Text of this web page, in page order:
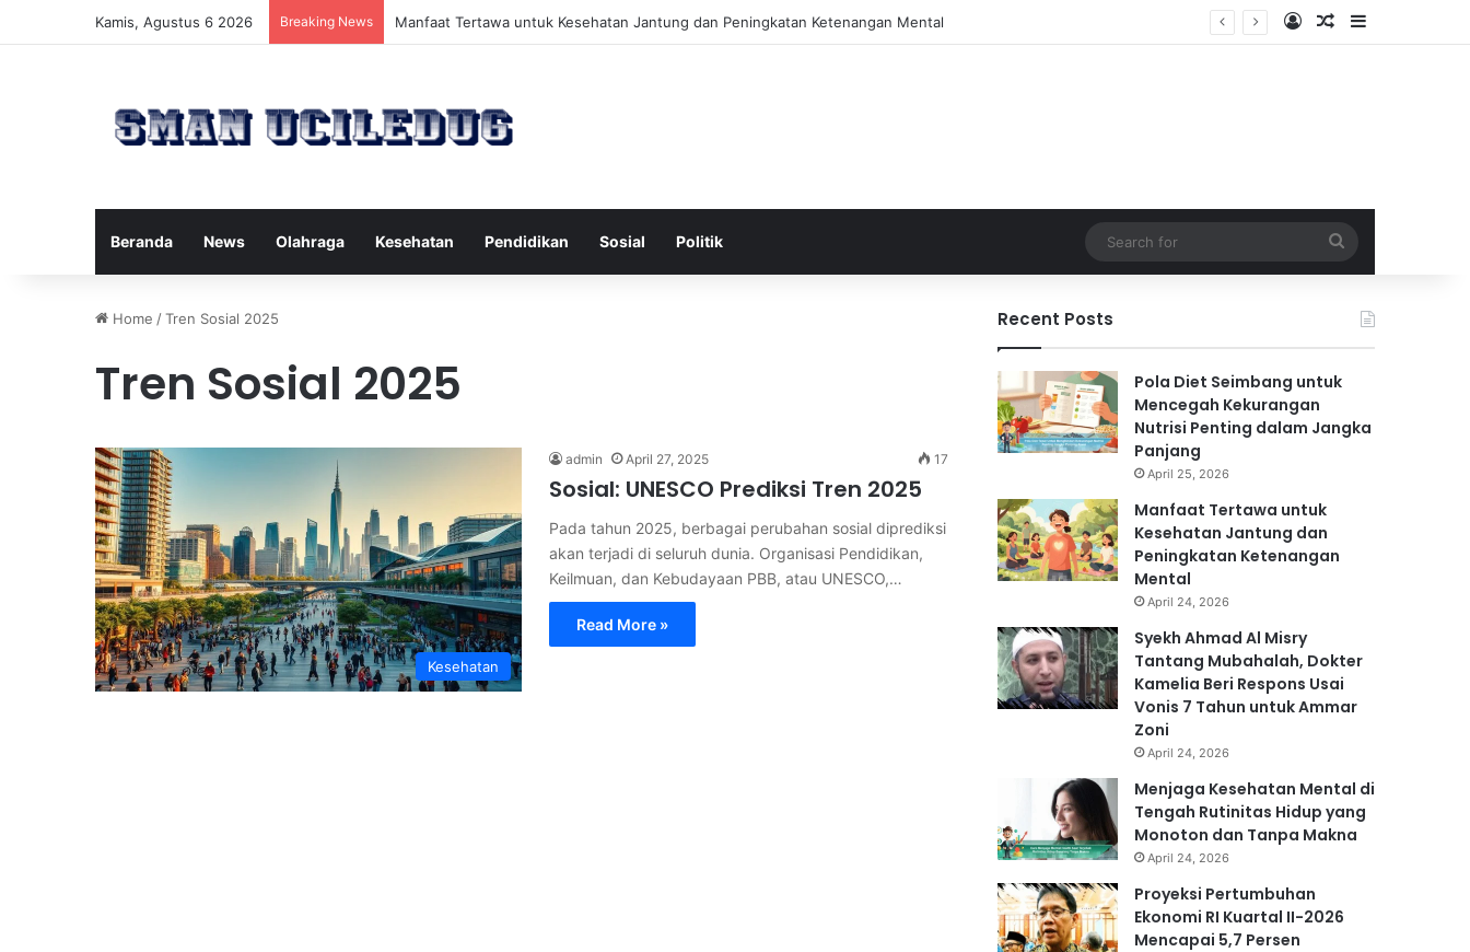
Kamis, Agustus 6 2026 Breaking News Manfaat Tertawa untuk Kesehatan Jantung dan Peningkatan Ketenangan Mental Log InRandom Article
Sidebar
Beranda News Olahraga Kesehatan Pendidikan Sosial Politik
for
Home /Tren Sosial 2025
Tren Sosial 2025
Kesehatan
admin April 27, 2025 17
Sosial: UNESCO Prediksi Tren 2025
Pada tahun 2025, berbagai perubahan sosial diprediksi
akan terjadi di seluruh dunia. Organisasi Pendidikan,
Keilmuan, dan Kebudayaan PBB, atau UNESCO,…
Read More »
Recent Posts
Pola Diet Seimbang untuk
Mencegah Kekurangan
Nutrisi Penting dalam Jangka
Panjang
April 25, 2026
Manfaat Tertawa untuk
Kesehatan Jantung dan
Peningkatan Ketenangan
Mental
April 24, 2026
Syekh Ahmad Al Misry
Tantang Mubahalah, Dokter
Kamelia Beri Respons Usai
Vonis 7 Tahun untuk Ammar
Zoni
April 24, 2026
Menjaga Kesehatan Mental di
Tengah Rutinitas Hidup yang
Monoton dan Tanpa Makna
April 24, 2026
Proyeksi Pertumbuhan
Ekonomi RI Kuartal II-2026
Mencapai 5,7 Persen